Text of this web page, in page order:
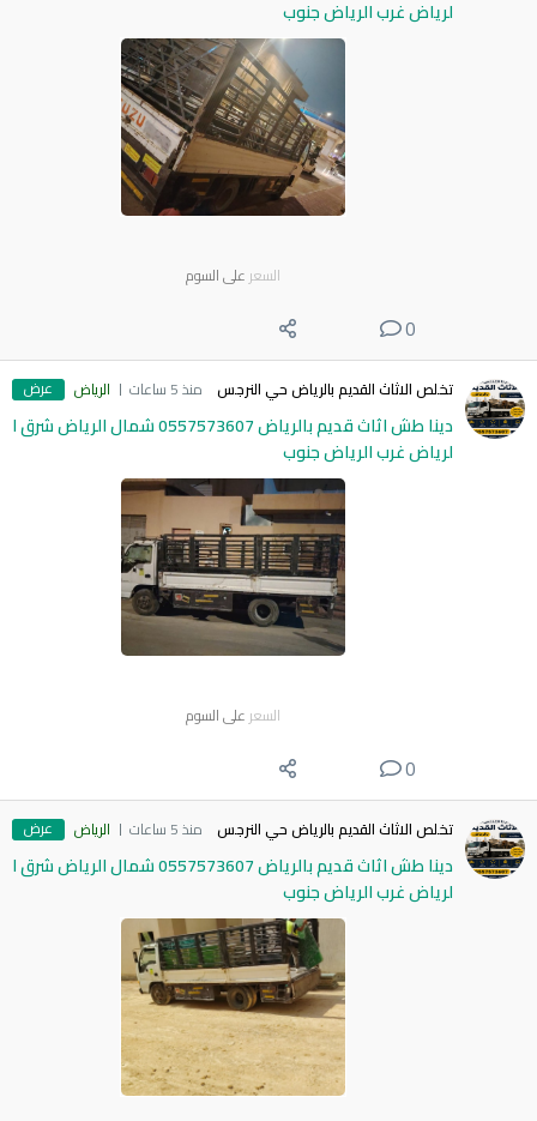
لرياض غرب الرياض جنوب
السعر على السوم
0
تخلص الاثاث القديم بالرياض حي النرجس منذ 5 ساعات الرياض عرض
دينا طش اثاث قديم بالرياض 0557573607 شمال الرياض شرق ا
لرياض غرب الرياض جنوب
السعر على السوم
0
تخلص الاثاث القديم بالرياض حي النرجس منذ 5 ساعات الرياض عرض
دينا طش اثاث قديم بالرياض 0557573607 شمال الرياض شرق ا
لرياض غرب الرياض جنوب